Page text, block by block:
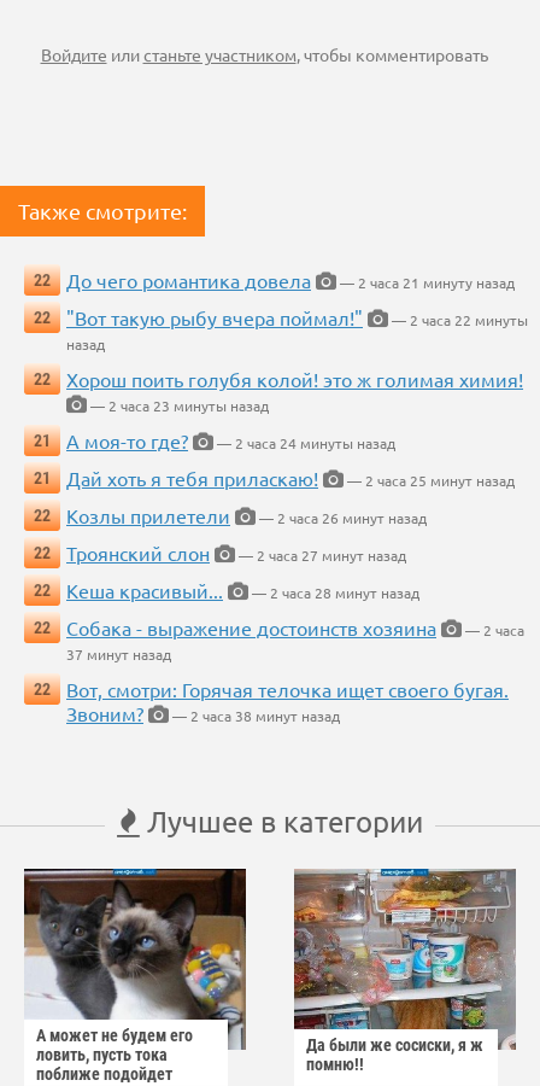
Войдите илистаньте участником, чтобы комментировать
Также смотрите:
22 До чего романтика довела
— 2 часа 21 минуту назад
22
"Вот такую рыбу вчера поймал!"
— 2 часа 22 минуты
назад
22
Хорош поить голубя колой! это ж голимая химия!
— 2 часа 23 минуты назад
21
А моя-то где?
— 2 часа 24 минуты назад
21
Дай хоть я тебя приласкаю!
— 2 часа 25 минут назад
22
Козлы прилетели
— 2 часа 26 минут назад
22
Троянский слон
— 2 часа 27 минут назад
22
Кеша красивый...
— 2 часа 28 минут назад
22
Собака - выражение достоинств хозяина
— 2 часа
37 минут назад
22
Вот, смотри: Горячая телочка ищет своего бугая.
Звоним?
— 2 часа 38 минут назад
Лучшее в категории
А может не будем его
ловить, пусть тока
поближе подойдет
Да были же сосиски, я ж
помню!!